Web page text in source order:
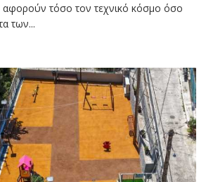
αφορούν τόσο τον τεχνικό κόσμο όσο
των...